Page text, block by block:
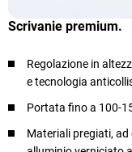
Scrivanie premium.
Regolazione in
e tecnologia
Portata fino a 100-
Materiali pregiati, ad